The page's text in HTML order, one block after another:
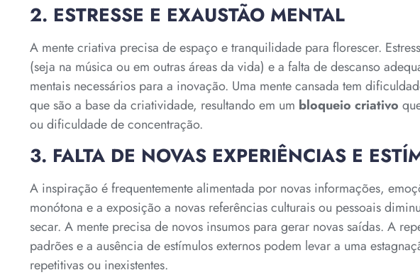
2. ESTRESSE E EXAUSTÃO MENTAL
A mente criativa precisa de espaço e tranquilidade para florescer.
(seja na música ou em outras áreas da vida) e a falta de descanso
mentais necessários para a inovação. Uma mente cansada tem
que são a base da criatividade, resultando em um bloqueio criativo
ou dificuldade de concentração.
3. FALTA DE NOVAS EXPERIÊNCIAS E
A inspiração é frequentemente alimentada por novas informações,
monótona e a exposição a novas referências culturais ou pessoais
secar. A mente precisa de novos insumos para gerar novas saídas. A
padrões e a ausência de estímulos externos podem levar a uma
repetitivas ou inexistentes.